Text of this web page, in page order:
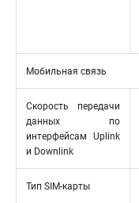
Мобильная связь
Скорость передачи
данных по
интерфейсам Uplink
и Downlink
Тип SIM-карты